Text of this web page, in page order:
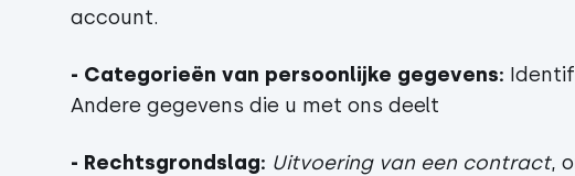
account.
- Categorieën van persoonlijke gegevens:
Andere gegevens die u met ons deelt
- Rechtsgrondslag: Uitvoering van een contract,